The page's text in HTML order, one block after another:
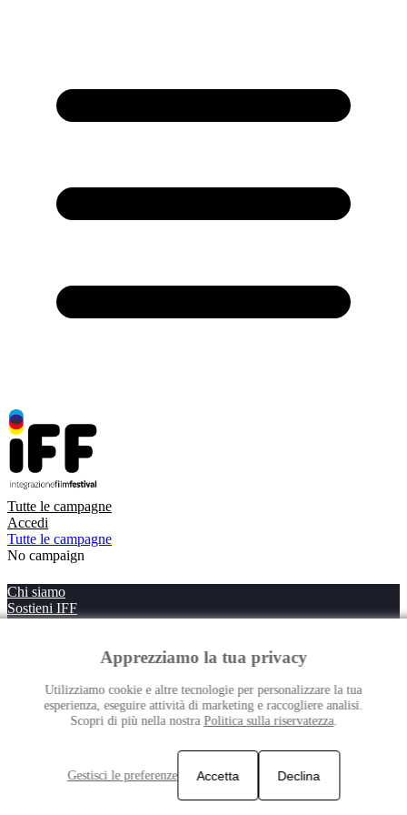
Tutte le campagne
Accedi
Tutte le campagne
No campaign
Chi siamo
Sostieni IFF
Apprezziamo la tua privacy
Utilizziamo cookie e altre tecnologie per personalizzare la tua
esperienza, eseguire attività di marketing e raccogliere analisi.
Scopri di più nella nostra Politica sulla riservatezza.
Gestisci le preferenze Accetta Declina